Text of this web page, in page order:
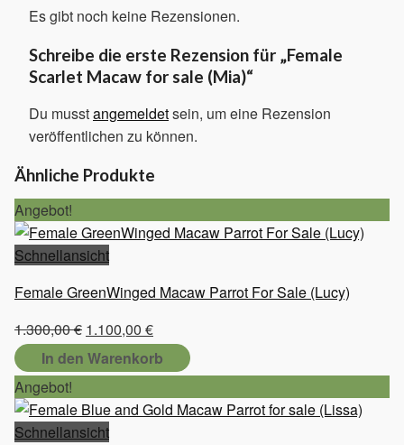
Es gibt noch keine Rezensionen.
Schreibe die erste Rezension für „Female
Scarlet Macaw for sale (Mia)“
Du musstangemeldetsein, um eine Rezension
veröffentlichen zu können.
Ähnliche Produkte
Angebot!
Schnellansicht
Female GreenWinged Macaw Parrot For Sale (Lucy)
1.300,00€ Ursprünglicher
Preis
war:
1.300,00 €
1.100,00 €Aktueller
Preis
ist:
1.100,00 €.
In den Warenkorb
Angebot!
Schnellansicht